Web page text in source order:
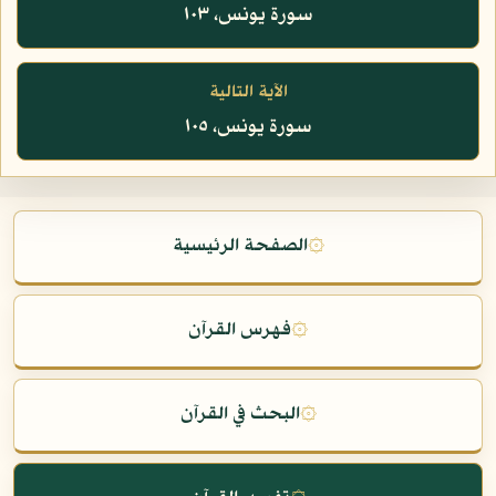
سورة يونس، ١٠٣
الآية التالية
سورة يونس، ١٠٥
۞الصفحة الرئيسية
۞فهرس القرآن
۞البحث في القرآن